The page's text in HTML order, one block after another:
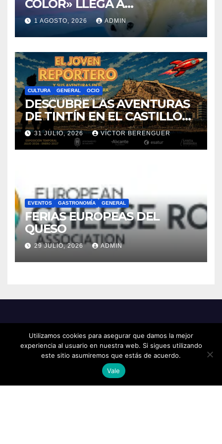
COLOR» LLEGA A
VILLAJOYOSA
1 AGOSTO, 2026 ADMIN
CULTURA GENERAL OCIO
DESCUBRE LAS AVENTURAS
DE TINTÍN EN EL CASTILLO
DE SANTA BÁRBARA DE
ALICANTE
31 JULIO, 2026 VÍCTOR BERENGUER
EVENTOS GASTRONOMÍA GENERAL
FERIAS EUROPEAS DEL
QUESO
29 JULIO, 2026 ADMIN
Utilizamos cookies para asegurar que damos la mejor
experiencia al usuario en nuestra web. Si sigues utilizando
este sitio asumiremos que estás de acuerdo.
Vale